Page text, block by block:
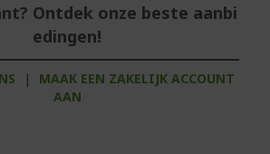
Ontdek onze beste aanbi
edingen!
|
MAAK EEN ZAKELIJK ACCOUNT
AAN